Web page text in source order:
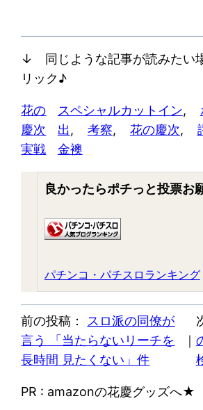
↓ 同じような記事が読みたい
リック♪
花の
慶次
実戦
スペシャルカットイン,
出, 考察, 花の慶次,
金襖
良かったらポチっと投票お
パチンコ・パチスロランキング
前の投稿：
スロ派の同僚が
言う 「当たらないリーチを
長時間 見たくない」件
｜
PR : amazonの花慶グッズへ★